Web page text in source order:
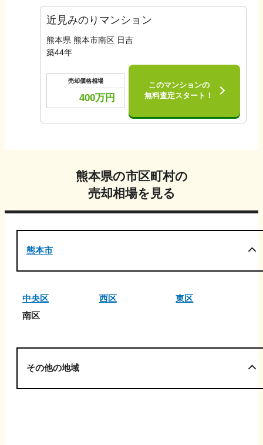
近見みのりマンション
熊本県 熊本市南区 日吉
築44年
売却価格相場
400万円
このマンションの
無料査定スタート！
熊本県の市区町村の
売却相場を見る
熊本市
中央区 西区
東区
南区
その他の地域